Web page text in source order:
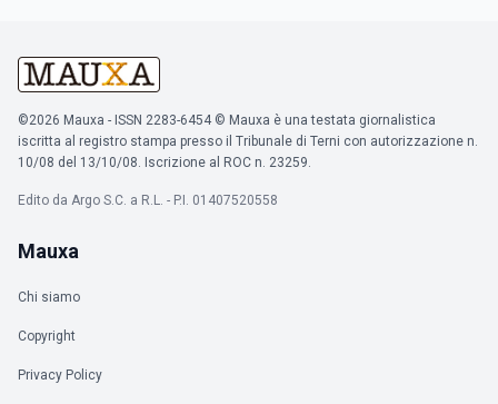
©2026 Mauxa - ISSN 2283-6454 © Mauxa è una testata giornalistica
iscritta al registro stampa presso il Tribunale di Terni con autorizzazione n.
10/08 del 13/10/08. Iscrizione al ROC n. 23259.
Edito da Argo S.C. a R.L. - P.I. 01407520558
Mauxa
Chi siamo
Copyright
Privacy Policy